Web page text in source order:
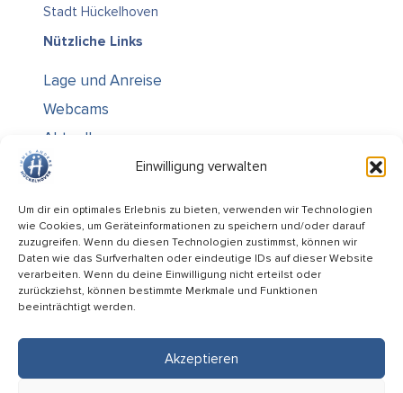
Einwilligung verwalten
Um dir ein optimales Erlebnis zu bieten, verwenden wir Technologien
wie Cookies, um Geräteinformationen zu speichern und/oder darauf
zuzugreifen. Wenn du diesen Technologien zustimmst, können wir
Daten wie das Surfverhalten oder eindeutige IDs auf dieser Website
verarbeiten. Wenn du deine Einwilligung nicht erteilst oder
zurückziehst, können bestimmte Merkmale und Funktionen
beeinträchtigt werden.
Akzeptieren
Stadt Hückelhoven
Nützliche Links
Lage und Anreise
Webcams
Aktuelles
Über uns
Kontakt / Öffnungszeiten
Alle Ämter
Stellenausschreibungen
Rechtliches
Informiert bleiben